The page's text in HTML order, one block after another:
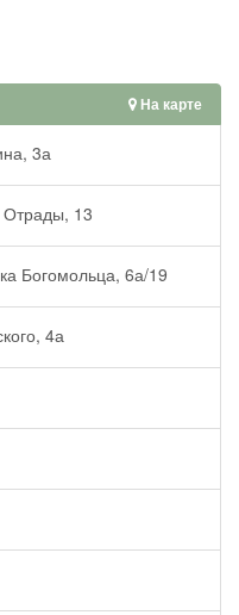
На карте
3а
13
Богомольца, 6а/19
4а